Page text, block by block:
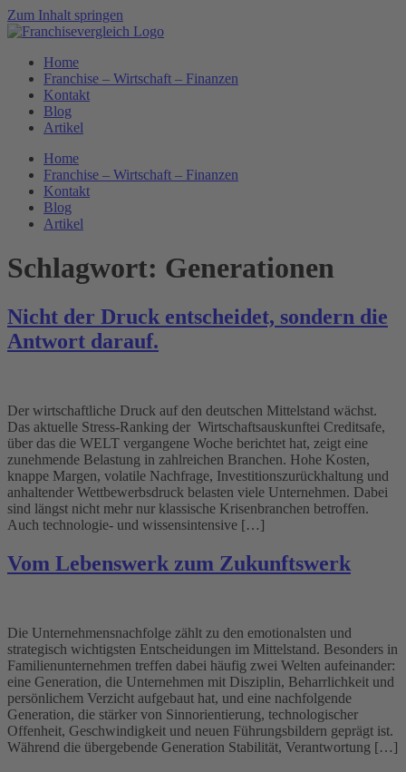
Zum Inhalt springen
Home
Franchise – Wirtschaft – Finanzen
Kontakt
Blog
Artikel
Home
Franchise – Wirtschaft – Finanzen
Kontakt
Blog
Artikel
Schlagwort: Generationen
Nicht der Druck entscheidet, sondern die
Antwort darauf.
Der wirtschaftliche Druck auf den deutschen Mittelstand wächst.
Das aktuelle Stress-Ranking der Wirtschaftsauskunftei Creditsafe,
über das die WELT vergangene Woche berichtet hat, zeigt eine
zunehmende Belastung in zahlreichen Branchen. Hohe Kosten,
knappe Margen, volatile Nachfrage, Investitionszurückhaltung und
anhaltender Wettbewerbsdruck belasten viele Unternehmen. Dabei
sind längst nicht mehr nur klassische Krisenbranchen betroffen.
Auch technologie- und wissensintensive […]
Vom Lebenswerk zum Zukunftswerk
Die Unternehmensnachfolge zählt zu den emotionalsten und
strategisch wichtigsten Entscheidungen im Mittelstand. Besonders in
Familienunternehmen treffen dabei häufig zwei Welten aufeinander:
eine Generation, die Unternehmen mit Disziplin, Beharrlichkeit und
persönlichem Verzicht aufgebaut hat, und eine nachfolgende
Generation, die stärker von Sinnorientierung, technologischer
Offenheit, Geschwindigkeit und neuen Führungsbildern geprägt ist.
Während die übergebende Generation Stabilität, Verantwortung […]